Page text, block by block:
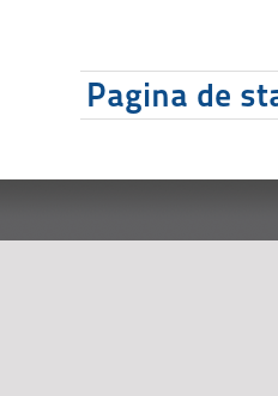
Pagina de